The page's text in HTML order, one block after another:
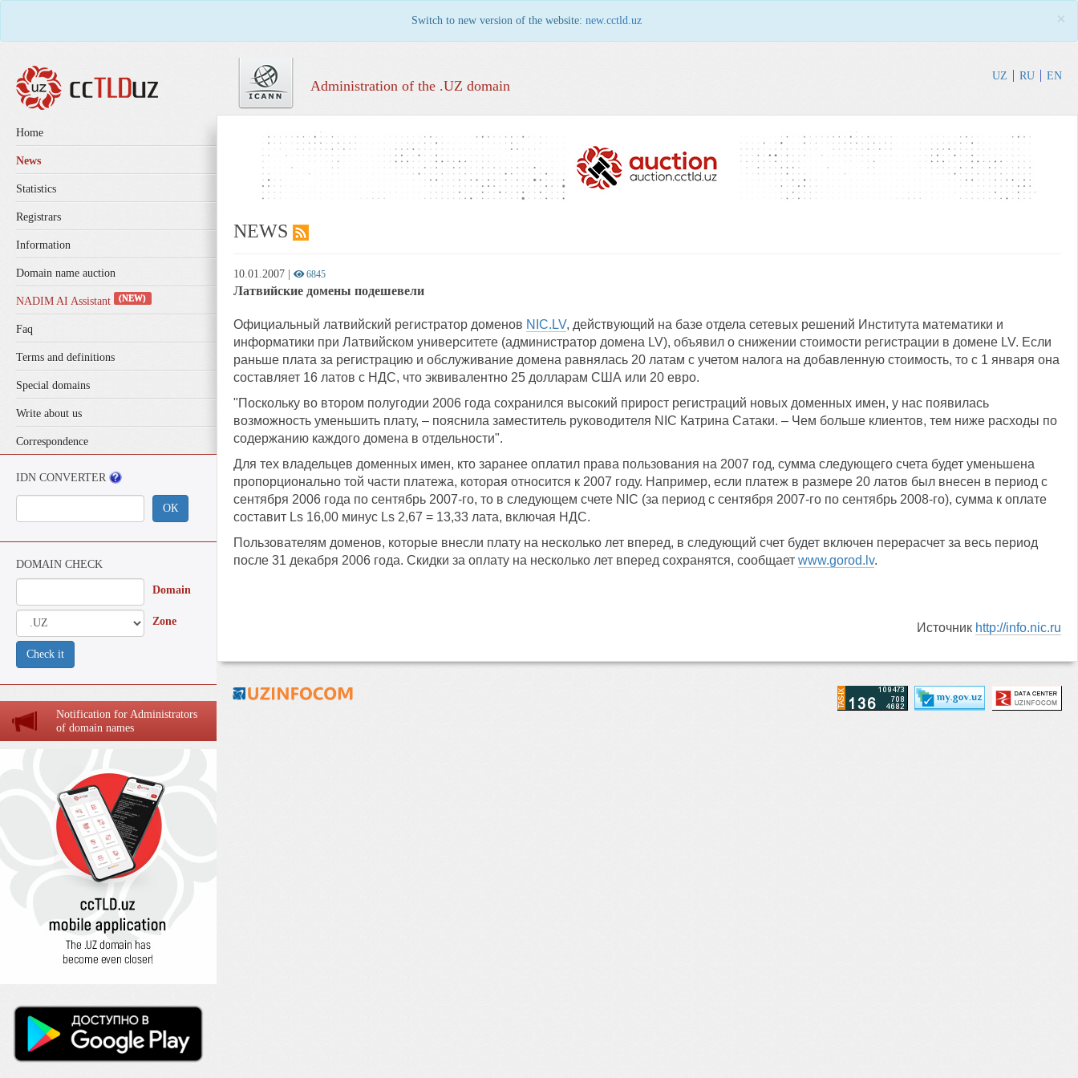
Switch to new version of the website: new.cctld.uz ×
Administration of the .UZ domain
UZ RU EN
Home
News
Statistics
Registrars
Information
Domain name auction
NADIM AI Assistant (NEW)
Faq
Terms and definitions
Special domains
Write about us
Correspondence
IDN CONVERTER
ОК
DOMAIN CHECK
Domain
Zone
Check it
Notification for Administrators
of domain names
NEWS
10.01.2007 6845
Латвийские домены подешевели
Официальный латвийский регистратор доменов NIC.LV, действующий на базе отдела сетевых решений Института математики и
информатики при Латвийском университете (администратор домена LV), объявил о снижении стоимости регистрации в домене LV. Если
раньше плата за регистрацию и обслуживание домена равнялась 20 латам с учетом налога на добавленную стоимость, то с 1 января она
составляет 16 латов с НДС, что эквивалентно 25 долларам США или 20 евро.
"Поскольку во втором полугодии 2006 года сохранился высокий прирост регистраций новых доменных имен, у нас появилась
возможность уменьшить плату, – пояснила заместитель руководителя NIC Катрина Сатаки. – Чем больше клиентов, тем ниже расходы по
содержанию каждого домена в отдельности".
Для тех владельцев доменных имен, кто заранее оплатил права пользования на 2007 год, сумма следующего счета будет уменьшена
пропорционально той части платежа, которая относится к 2007 году. Например, если платеж в размере 20 латов был внесен в период с
сентября 2006 года по сентябрь 2007-го, то в следующем счете NIC (за период с сентября 2007-го по сентябрь 2008-го), сумма к оплате
составит Ls 16,00 минус Ls 2,67 = 13,33 лата, включая НДС.
Пользователям доменов, которые внесли плату на несколько лет вперед, в следующий счет будет включен перерасчет за весь период
после 31 декабря 2006 года. Скидки за оплату на несколько лет вперед сохранятся, сообщает www.gorod.lv.
Источник http://info.nic.ru